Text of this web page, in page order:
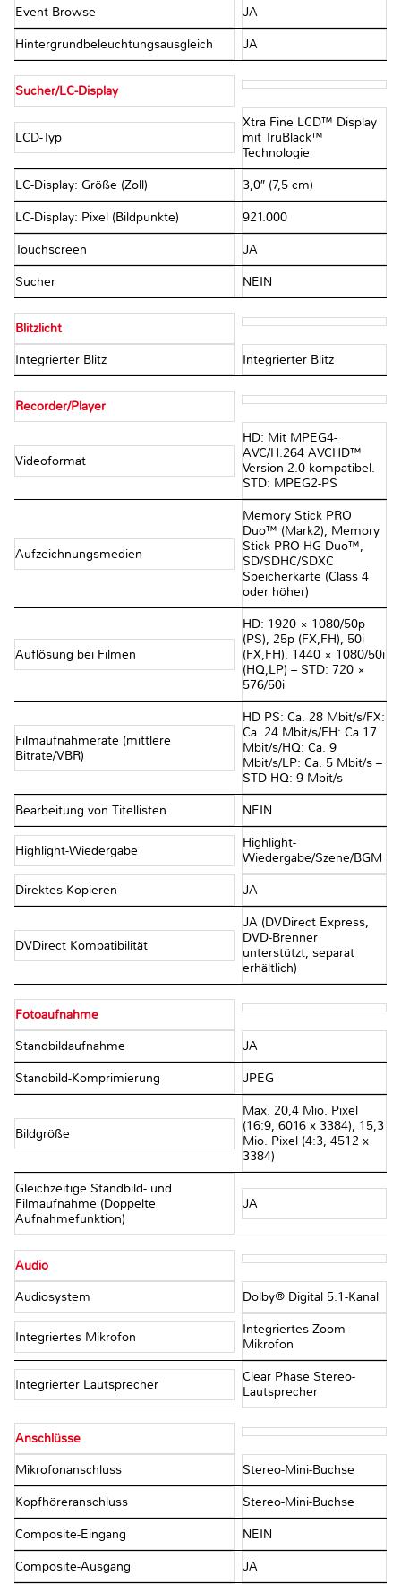
Event Browse JA
Hintergrundbeleuchtungsausgleich JA
Sucher/LC-Display
LCD-Typ
Xtra Fine LCD™ Display
mit TruBlack™
Technologie
LC-Display: Größe (Zoll) 3,0″ (7,5 cm)
LC-Display: Pixel (Bildpunkte) 921.000
Touchscreen JA
Sucher NEIN
Blitzlicht
Integrierter Blitz Integrierter Blitz
Recorder/Player
Videoformat
HD: Mit MPEG4-
AVC/H.264 AVCHD™
Version 2.0 kompatibel.
STD: MPEG2-PS
Aufzeichnungsmedien
Memory Stick PRO
Duo™ (Mark2), Memory
Stick PRO-HG Duo™,
SD/SDHC/SDXC
Speicherkarte (Class 4
oder höher)
Auflösung bei Filmen
HD: 1920 × 1080/50p
(PS), 25p (FX,FH), 50i
(FX,FH), 1440 × 1080/50i
(HQ,LP) – STD: 720 ×
576/50i
Filmaufnahmerate (mittlere
Bitrate/VBR)
HD PS: Ca. 28 Mbit/s/FX:
Ca. 24 Mbit/s/FH: Ca.17
Mbit/s/HQ: Ca. 9
Mbit/s/LP: Ca. 5 Mbit/s –
STD HQ: 9 Mbit/s
Bearbeitung von Titellisten NEIN
Highlight-Wiedergabe
Highlight-
Wiedergabe/Szene/BGM
Direktes Kopieren JA
DVDirect Kompatibilität
JA (DVDirect Express,
DVD-Brenner
unterstützt, separat
erhältlich)
Fotoaufnahme
Standbildaufnahme JA
Standbild-Komprimierung JPEG
Bildgröße
Max. 20,4 Mio. Pixel
(16:9, 6016 x 3384), 15,3
Mio. Pixel (4:3, 4512 x
3384)
Gleichzeitige Standbild- und
Filmaufnahme (Doppelte
Aufnahmefunktion)
JA
Audio
Audiosystem Dolby® Digital 5.1-Kanal
Integriertes Mikrofon
Integriertes Zoom-
Mikrofon
Integrierter Lautsprecher
Clear Phase Stereo-
Lautsprecher
Anschlüsse
Mikrofonanschluss Stereo-Mini-Buchse
Kopfhöreranschluss Stereo-Mini-Buchse
Composite-Eingang NEIN
Composite-Ausgang JA